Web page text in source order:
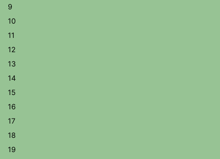
9
10
11
12
13
14
15
16
17
18
19